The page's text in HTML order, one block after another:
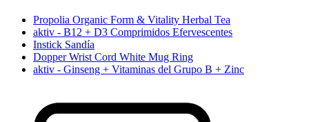
Propolia Organic Form & Vitality Herbal Tea
aktiv - B12 + D3 Comprimidos Efervescentes
Instick Sandía
Dopper Wrist Cord White Mug Ring
aktiv - Ginseng + Vitaminas del Grupo B + Zinc